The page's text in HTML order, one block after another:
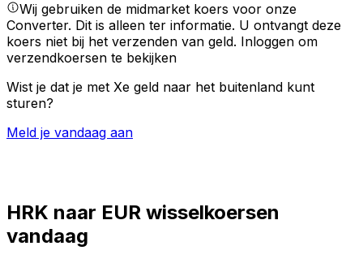
Wij gebruiken de midmarket koers voor onze
Converter. Dit is alleen ter informatie. U ontvangt deze
koers niet bij het verzenden van geld. Inloggen om
verzendkoersen te bekijken
Wist je dat je met Xe geld naar het buitenland kunt
sturen?
Meld je vandaag aan
HRK naar EUR wisselkoersen
vandaag